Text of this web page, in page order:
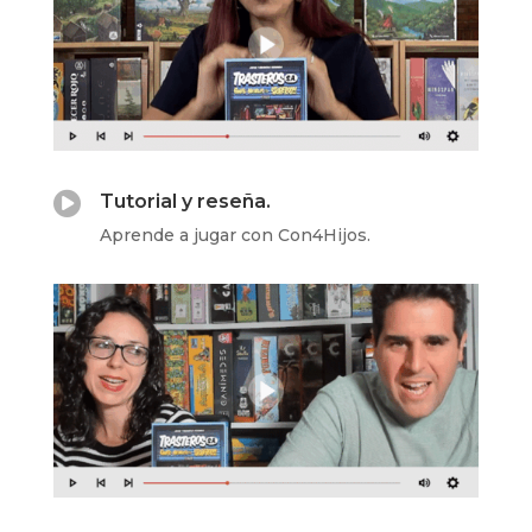
 Tutorial y reseña.
Aprende a jugar con Con4Hijos.